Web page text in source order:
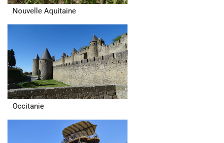
Nouvelle Aquitaine
Occitanie